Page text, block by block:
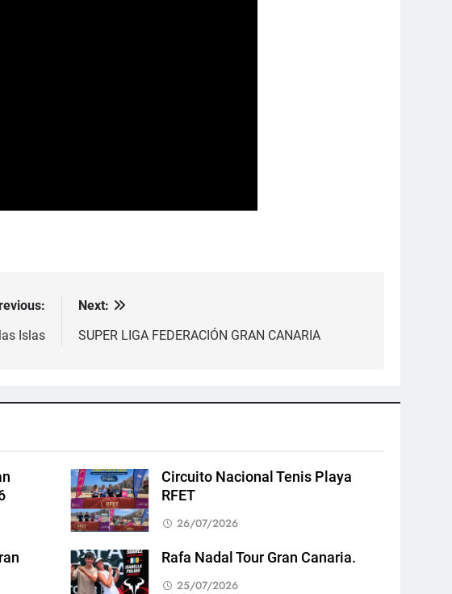
Islas
Next:
SUPER LIGA FEDERACIÓN GRAN CANARIA
Circuito Nacional Tenis Playa
RFET
26/07/2026
Rafa Nadal Tour Gran Canaria.
25/07/2026